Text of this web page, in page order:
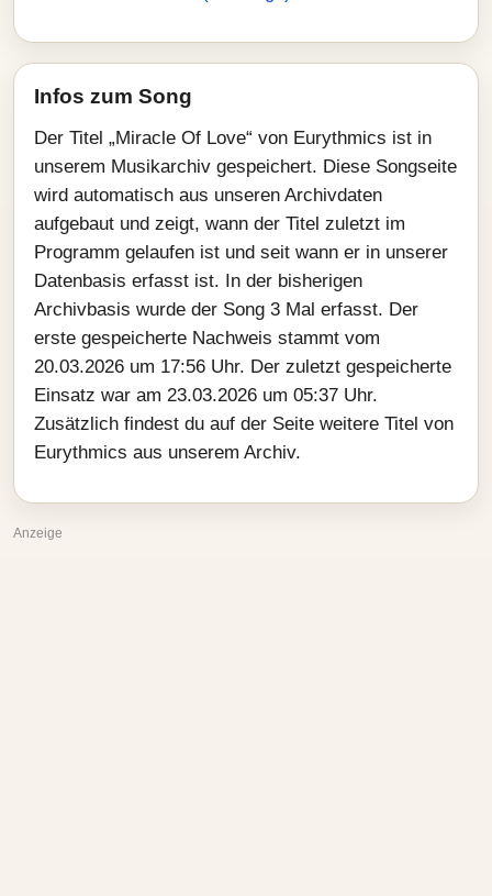
Infos zum Song
Der Titel „Miracle Of Love“ von Eurythmics ist in
unserem Musikarchiv gespeichert. Diese Songseite
wird automatisch aus unseren Archivdaten
aufgebaut und zeigt, wann der Titel zuletzt im
Programm gelaufen ist und seit wann er in unserer
Datenbasis erfasst ist. In der bisherigen
Archivbasis wurde der Song 3 Mal erfasst. Der
erste gespeicherte Nachweis stammt vom
20.03.2026 um 17:56 Uhr. Der zuletzt gespeicherte
Einsatz war am 23.03.2026 um 05:37 Uhr.
Zusätzlich findest du auf der Seite weitere Titel von
Eurythmics aus unserem Archiv.
Anzeige